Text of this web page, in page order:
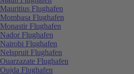
Mauritius Flughafen
Mombasa Flughafen
Monastir Flughafen
Nador Flughafen
Nairobi Flughafen
Nelspruit Flughafen
Ouarzazate Flughafen
Oujda Flughafen